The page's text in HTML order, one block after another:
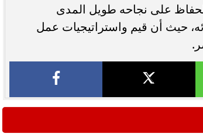
على نجاحه طويل المدى
حيث أن قيم واستراتيجيات عمل